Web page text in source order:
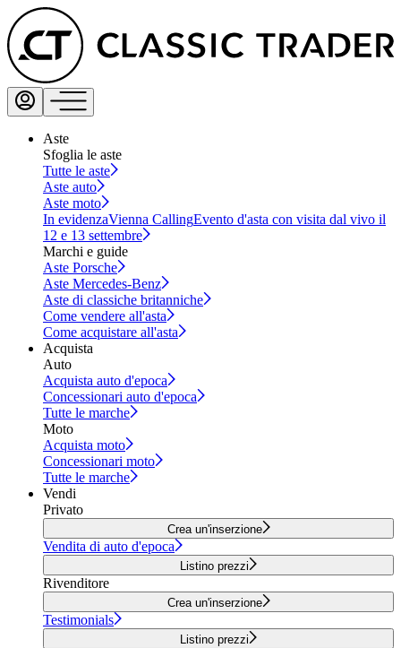
Aste
Sfoglia le aste
Tutte le aste
Aste auto
Aste moto
In evidenzaVienna CallingEvento d'asta con visita dal vivo il
12 e 13 settembre
Marchi e guide
Aste Porsche
Aste Mercedes-Benz
Aste di classiche britanniche
Come vendere all'asta
Come acquistare all'asta
Acquista
Auto
Acquista auto d'epoca
Concessionari auto d'epoca
Tutte le marche
Moto
Acquista moto
Concessionari moto
Tutte le marche
Vendi
Privato
Crea un'inserzione
Vendita di auto d'epoca
Listino prezzi
Rivenditore
Crea un'inserzione
Testimonials
Listino prezzi